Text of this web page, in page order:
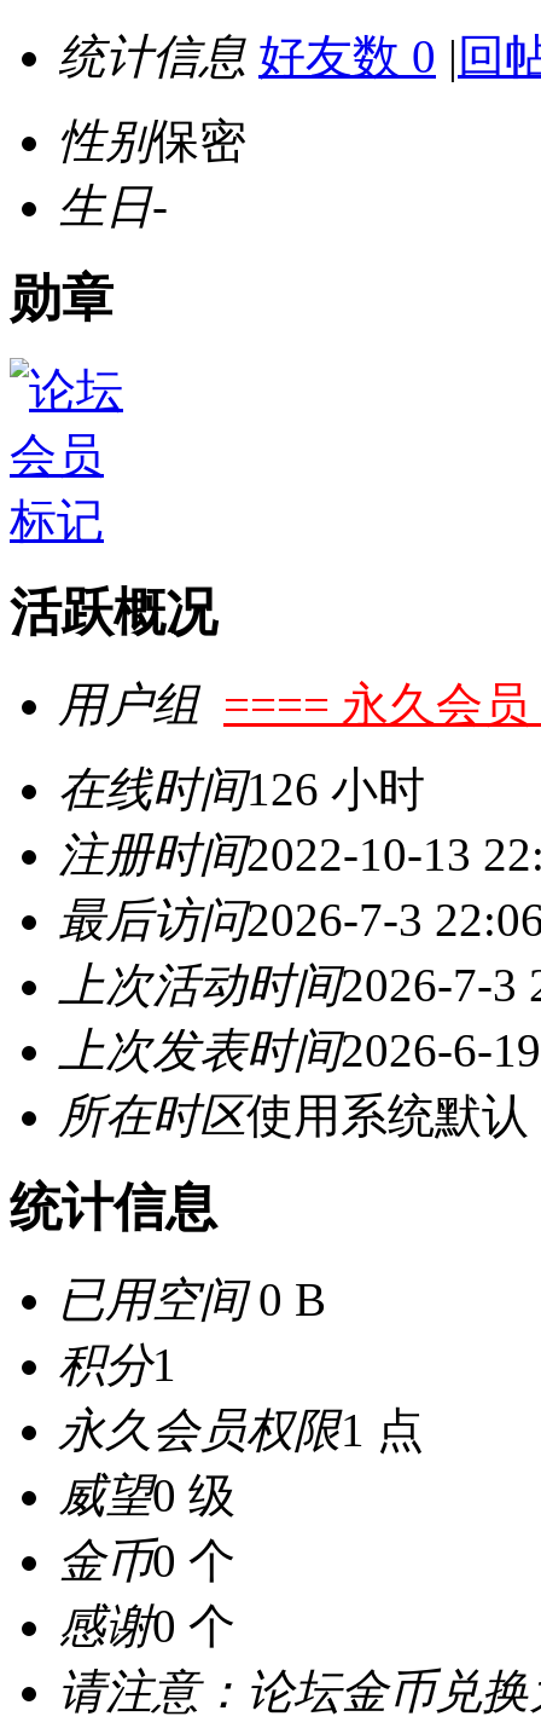
统计信息 好友数 0 | 回
性别保密
生日-
勋章
活跃概况
用户组 ==== 永久会员
在线时间126 小时
注册时间2022-10-13
最后访问2026-7-3
上次活动时间2026-7-3
上次发表时间2026-6-
所在时区使用系统默认
统计信息
已用空间0 B
积分1
永久会员权限1 点
威望0 级
金币0 个
感谢0 个
请注意：论坛金币兑